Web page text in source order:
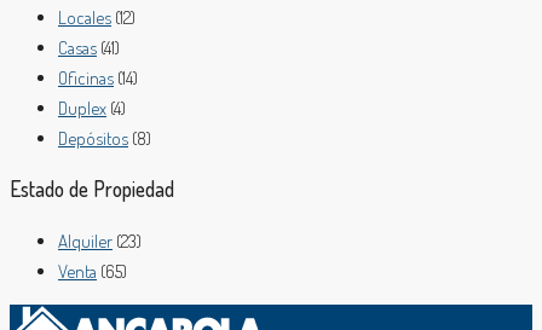
Locales (12)
Casas (41)
Oficinas (14)
Duplex (4)
Depósitos (8)
Estado de Propiedad
Alquiler (23)
Venta (65)